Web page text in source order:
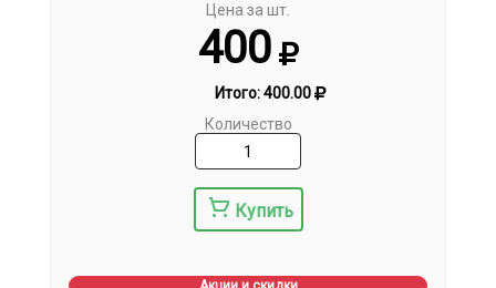
Цена за шт.
400
Итого:400.00
Количество
Купить